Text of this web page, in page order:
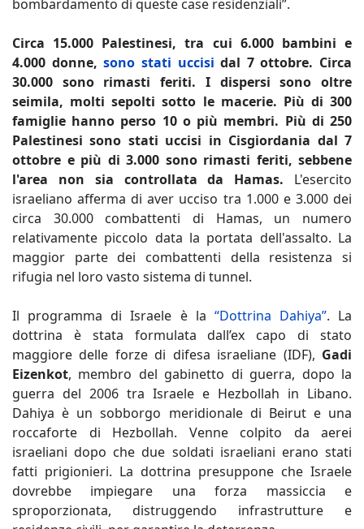
bombardamento di queste case residenziali”.
Circa 15.000 Palestinesi, tra cui 6.000 bambini e
4.000 donne,sono stati uccisi dal 7 ottobre. Circa
30.000 sono rimasti feriti. I dispersi sono oltre
seimila, molti sepolti sotto le macerie. Più di 300
famiglie hanno perso 10 o più membri. Più di 250
Palestinesi sono stati uccisi in Cisgiordania dal 7
ottobre e più di 3.000 sono rimasti feriti, sebbene
l'area non sia controllata da Hamas. L'esercito
israeliano afferma di aver ucciso tra 1.000 e 3.000 dei
circa 30.000 combattenti di Hamas, un numero
relativamente piccolo data la portata dell'assalto. La
maggior parte dei combattenti della resistenza si
rifugia nel loro vasto sistema di tunnel.
Il programma di Israele è la “Dottrina Dahiya”. La
dottrina è stata formulata dall’ex capo di stato
maggiore delle forze di difesa israeliane (IDF), Gadi
Eizenkot, membro del gabinetto di guerra, dopo la
guerra del 2006 tra Israele e Hezbollah in Libano.
Dahiya è un sobborgo meridionale di Beirut e una
roccaforte di Hezbollah. Venne colpito da aerei
israeliani dopo che due soldati israeliani erano stati
fatti prigionieri. La dottrina presuppone che Israele
dovrebbe impiegare una forza massiccia e
sproporzionata, distruggendo infrastrutture e